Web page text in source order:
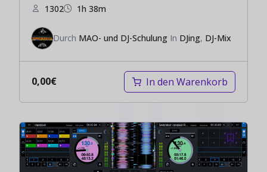
1302 1h 38m
Durch MAO- und DJ-Schulung In DJing, DJ-Mix
0,00€ In den Warenkorb